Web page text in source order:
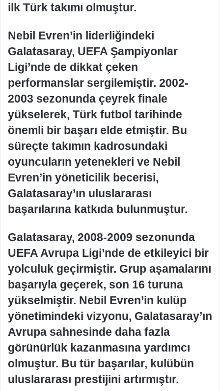
ilk Türk takımı olmuştur.
Nebil Evren’in liderliğindeki
Galatasaray, UEFA Şampiyonlar
Ligi’nde de dikkat çeken
performanslar sergilemiştir. 2002-
2003 sezonunda çeyrek finale
yükselerek, Türk futbol tarihinde
önemli bir başarı elde etmiştir. Bu
süreçte takımın kadrosundaki
oyuncuların yetenekleri ve Nebil
Evren’in yöneticilik becerisi,
Galatasaray’ın uluslararası
başarılarına katkıda bulunmuştur.
Galatasaray, 2008-2009 sezonunda
UEFA Avrupa Ligi’nde de etkileyici bir
yolculuk geçirmiştir. Grup aşamalarını
başarıyla geçerek, son 16 turuna
yükselmiştir. Nebil Evren’in kulüp
yönetimindeki vizyonu, Galatasaray’ın
Avrupa sahnesinde daha fazla
görünürlük kazanmasına yardımcı
olmuştur. Bu tür başarılar, kulübün
uluslararası prestijini artırmıştır.